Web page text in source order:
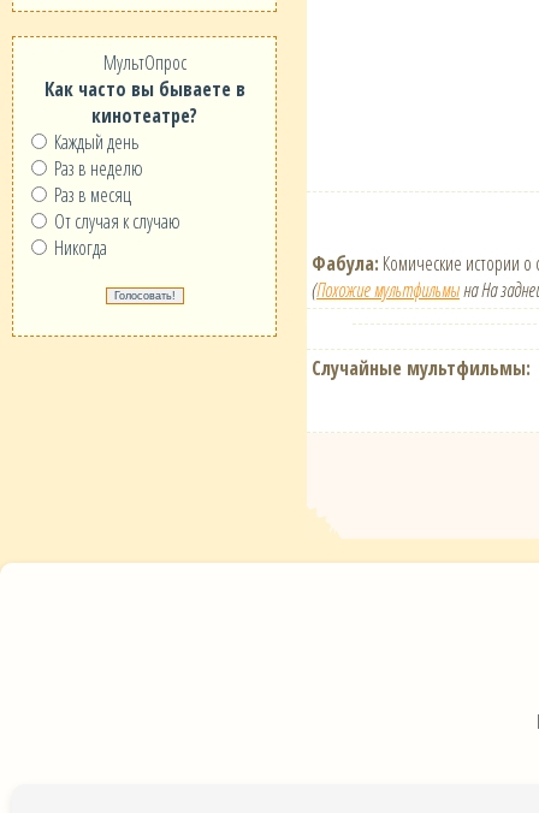
МультОпрос
Как часто вы бываете в
кинотеатре?
Каждый день
Раз в неделю
Раз в месяц
От случая к случаю
Никогда
Фабула: Комические истории
(Похожие мультфильмына На
Случайные мультфильмы: